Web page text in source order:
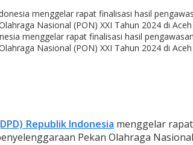
menggelar rapat finalisasi hasil
Nasional (PON) XXI Tahun 2024 di
Republik Indonesia menggelar
Pekan Olahraga